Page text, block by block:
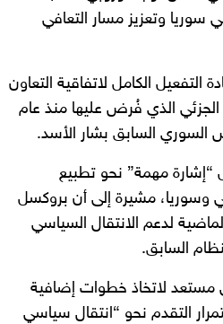
سوريا وتعزيز مسار التعافي
التفعيل الكامل لاتفاقية التعاون
الجزئي الذي فُرض عليها منذ عام
“إشارة مهمة” نحو تطبيع
وسوريا، مشيرة إلى أن بروكسل
لدعم الانتقال السياسي
السابق.
مستعد لاتخاذ خطوات إضافية
التقدم نحو “انتقال سياسي